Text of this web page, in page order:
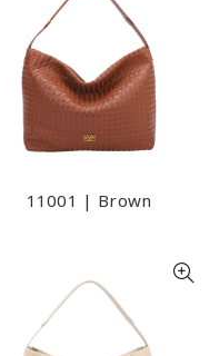
11001 | Brown